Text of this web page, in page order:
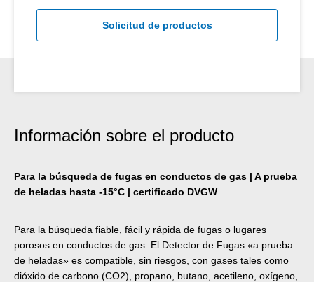
Solicitud de productos
Información sobre el producto
Para la búsqueda de fugas en conductos de gas | A prueba
de heladas hasta -15°C | certificado DVGW
Para la búsqueda fiable, fácil y rápida de fugas o lugares
porosos en conductos de gas. El Detector de Fugas «a prueba
de heladas» es compatible, sin riesgos, con gases tales como
dióxido de carbono (CO2), propano, butano, acetileno, oxígeno,